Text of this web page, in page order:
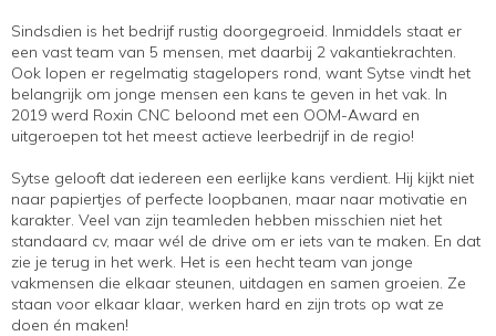
Sindsdien is het bedrijf rustig doorgegroeid. Inmiddels staat er
een vast team van 5 mensen, met daarbij 2 vakantiekrachten.
Ook lopen er regelmatig stagelopers rond, want Sytse vindt het
belangrijk om jonge mensen een kans te geven in het vak. In
2019 werd Roxin CNC beloond met een OOM-Award en
uitgeroepen tot het meest actieve leerbedrijf in de regio!
Sytse gelooft dat iedereen een eerlijke kans verdient. Hij kijkt niet
naar papiertjes of perfecte loopbanen, maar naar motivatie en
karakter. Veel van zijn teamleden hebben misschien niet het
standaard cv, maar wél de drive om er iets van te maken. En dat
zie je terug in het werk. Het is een hecht team van jonge
vakmensen die elkaar steunen, uitdagen en samen groeien. Ze
staan voor elkaar klaar, werken hard en zijn trots op wat ze
doen én maken!